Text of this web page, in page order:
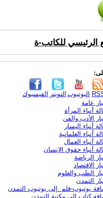
الرئيسي للكاتب-ة
الفيسبوك التويتر اليوتيوب
عامة
أنباء المرأة
الأدب والفن
أنباء اليسار
أنباء العلمانية
أنباء العمال
أنباء حقوق الإنسان
الرياضة
الاقتصاد
الطب والعلوم
التمدن
يوتيوب-فلم إلى يوتيوب التمدن
كتاب إلى مكتبة التمدن